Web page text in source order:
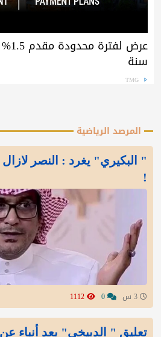
سنة
TMG
المرصد الرياضية
" البكيري" يغرد : النصر لازال
!
تعليق " الدبيخي" بعد أنباء